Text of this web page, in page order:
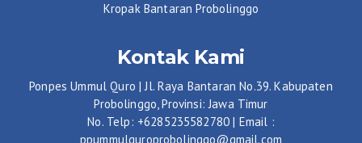
Kropak Bantaran Probolinggo
Kontak Kami
Ponpes Ummul Quro | Jl. Raya Bantaran No.39. Kabupaten
Probolinggo, Provinsi: Jawa Timur
No. Telp: +6285235582780 | Email :
ppummulquroprobolinggo@gmail.com